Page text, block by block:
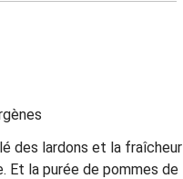
des lardons et la fraîcheur
Et la purée de pommes de